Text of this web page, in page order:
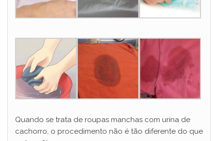
Quando se trata de roupas manchas com urina de
cachorro, o procedimento não é tão diferente do que